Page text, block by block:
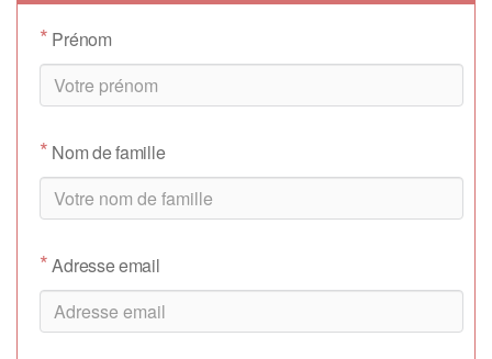
* Prénom
* Nom de famille
*Adresse email